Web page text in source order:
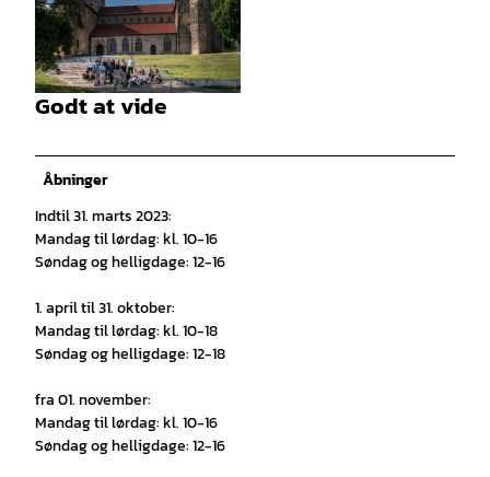
© Max Wiesenbach |CC-BY
© CC-BY-SA
Godt at vide
Åbninger
Indtil 31. marts 2023:
Mandag til lørdag: kl. 10-16
Søndag og helligdage: 12-16
1. april til 31. oktober:
Mandag til lørdag: kl. 10-18
Søndag og helligdage: 12-18
fra 01. november:
Mandag til lørdag: kl. 10-16
Søndag og helligdage: 12-16